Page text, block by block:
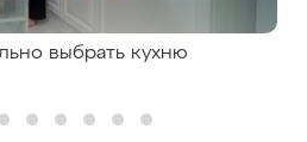
выбрать кухню